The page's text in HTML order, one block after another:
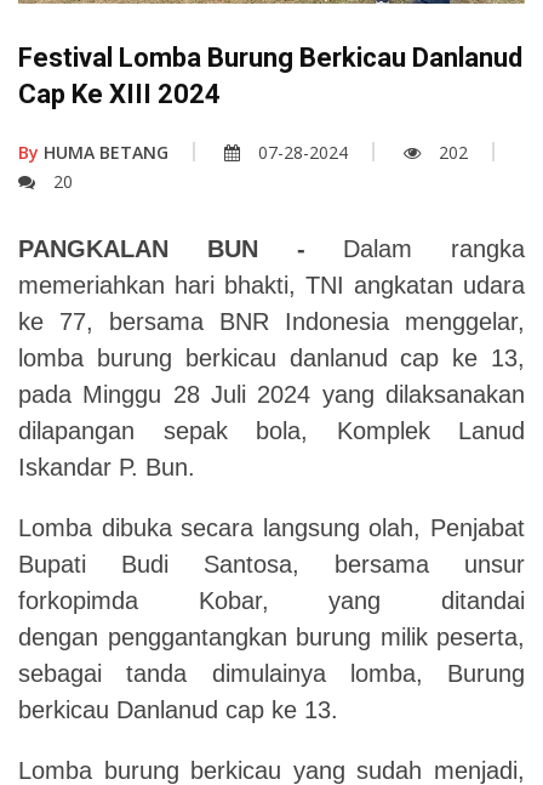
Festival Lomba Burung Berkicau Danlanud
Cap Ke XIII 2024
By HUMA BETANG 07-28-2024
202
20
PANGKALAN BUN - Dalam rangka
memeriahkan hari bhakti, TNI angkatan udara
ke 77, bersama BNR Indonesia menggelar,
lomba burung berkicau danlanud cap ke 13,
pada Minggu 28 Juli 2024 yang dilaksanakan
dilapangan sepak bola, Komplek Lanud
Iskandar P. Bun.
Lomba dibuka secara langsung olah, Penjabat
Bupati Budi Santosa, bersama unsur
forkopimda Kobar, yang ditandai
dengan penggantangkan burung milik peserta,
sebagai tanda dimulainya lomba, Burung
berkicau Danlanud cap ke 13.
Lomba burung berkicau yang sudah menjadi,